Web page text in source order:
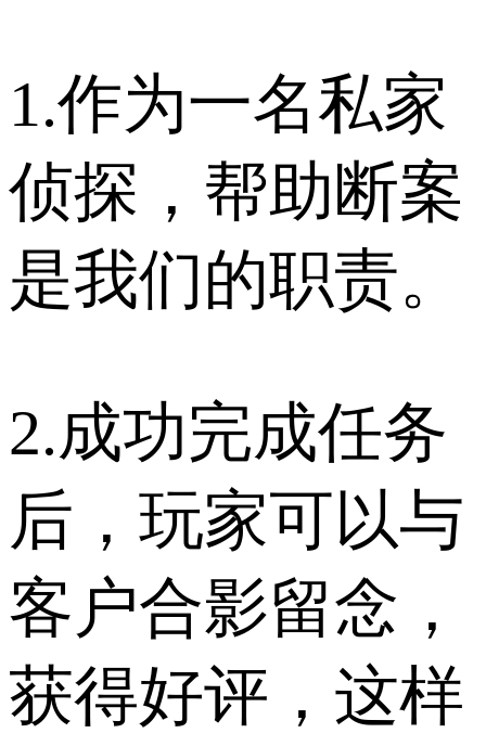
1.作为一名私家
侦探，帮助断案
是我们的职责。
2.成功完成任务
后，玩家可以与
客户合影留念，
获得好评，这样